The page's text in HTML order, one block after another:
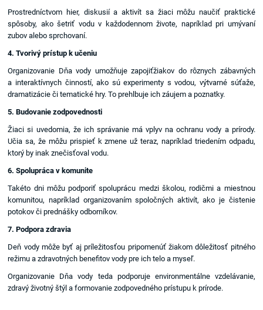
Prostredníctvom hier, diskusií a aktivít sa žiaci môžu naučiť praktické
spôsoby, ako šetriť vodu v každodennom živote, napríklad pri umývaní
zubov alebo sprchovaní.
4. Tvorivý prístup k učeniu
Organizovanie Dňa vody umožňuje zapojiťžiakov do rôznych zábavných
a interaktívnych činností, ako sú experimenty s vodou, výtvarné súťaže,
dramatizácie či tematické hry. To prehlbuje ich záujem a poznatky.
5. Budovanie zodpovednosti
Žiaci si uvedomia, že ich správanie má vplyv na ochranu vody a prírody.
Učia sa, že môžu prispieť k zmene už teraz, napríklad triedením odpadu,
ktorý by inak znečisťoval vodu.
6. Spolupráca v komunite
Takéto dni môžu podporiť spoluprácu medzi školou, rodičmi a miestnou
komunitou, napríklad organizovaním spoločných aktivít, ako je čistenie
potokov či prednášky odborníkov.
7. Podpora zdravia
Deň vody môže byť aj príležitosťou pripomenúť žiakom dôležitosť pitného
režimu a zdravotných benefitov vody pre ich telo a myseľ.
Organizovanie Dňa vody teda podporuje environmentálne vzdelávanie,
zdravý životný štýl a formovanie zodpovedného prístupu k prírode.